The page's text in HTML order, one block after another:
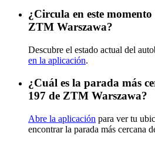
¿Circula en este
ZTM Warszawa?
Descubre el estado actual del
en la aplicación.
¿Cuál es la parada más
197 de ZTM Warszawa?
Abre la aplicación para ver tu
encontrar la parada más cercana